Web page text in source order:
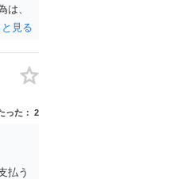
は、
いで
った 2
払う